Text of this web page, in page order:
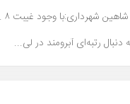
شهرداری:با وجود غیبت ۸ ...
رتبه‌ای آبرومند در لی...